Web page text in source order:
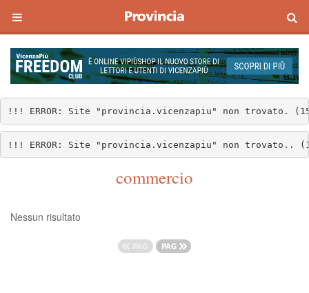
!!! ERROR: Site "provincia.vicenzapiu" non trovato.
!!! ERROR: Site "provincia.vicenzapiu" non trovato..
commercio
Nessun risultato